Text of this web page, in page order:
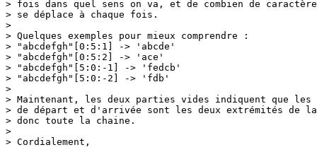
> fois dans quel sens on va, et de combien de
> se déplace à chaque fois.
>
> Quelques exemples pour mieux comprendre :
> "abcdefgh"[0:5:1] -> 'abcde'
> "abcdefgh"[0:5:2] -> 'ace'
> "abcdefgh"[5:0:-1] -> 'fedcb'
> "abcdefgh"[5:0:-2] -> 'fdb'
>
> Maintenant, les deux parties vides indiquent que les
> de départ et d'arrivée sont les deux extrémités de
> donc toute la chaine.
>
> Cordialement,